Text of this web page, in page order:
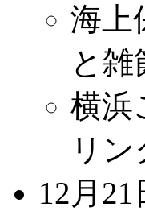
海上
と雑
横浜
リン
12月